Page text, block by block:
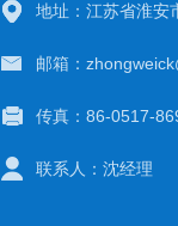
地址：江苏省淮安
邮箱：
传真：86-0517-
联系人：沈经理